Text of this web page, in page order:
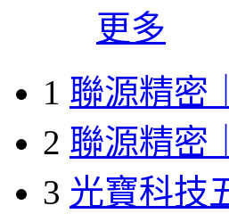
更多
1 聯源精密
2 聯源精密
3 光寶科技